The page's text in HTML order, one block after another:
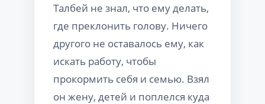
Талбей не знал, что ему делать,
где преклонить голову. Ничего
другого не оставалось ему, как
искать работу, чтобы
прокормить себя и семью. Взял
он жену, детей и поплелся куда